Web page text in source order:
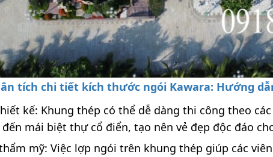
tích chi tiết kích thước ngói Kawara: Hướng
kế: Khung thép có thể dễ dàng thi công theo
mái biệt thự cổ điển, tạo nên vẻ đẹp độc đáo
mỹ: Việc lợp ngói trên khung thép giúp các